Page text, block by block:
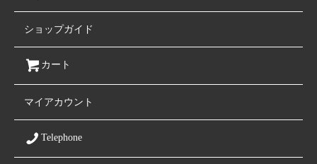
ショップガイド
カート
マイアカウント
Telephone